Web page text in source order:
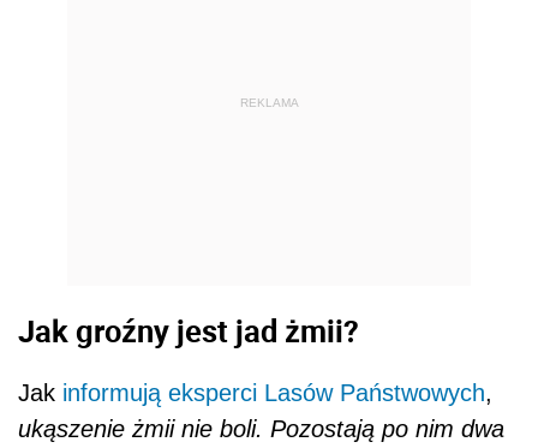
REKLAMA
Jak groźny jest jad żmii?
Jak informują eksperci Lasów Państwowych,
ukąszenie żmii nie boli. Pozostają po nim dwa